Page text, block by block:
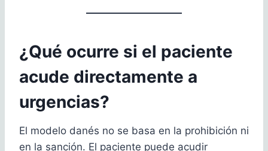
¿Qué ocurre si el paciente
acude directamente a
urgencias?
El modelo danés no se basa en la prohibición ni
en la sanción. El paciente puede acudir